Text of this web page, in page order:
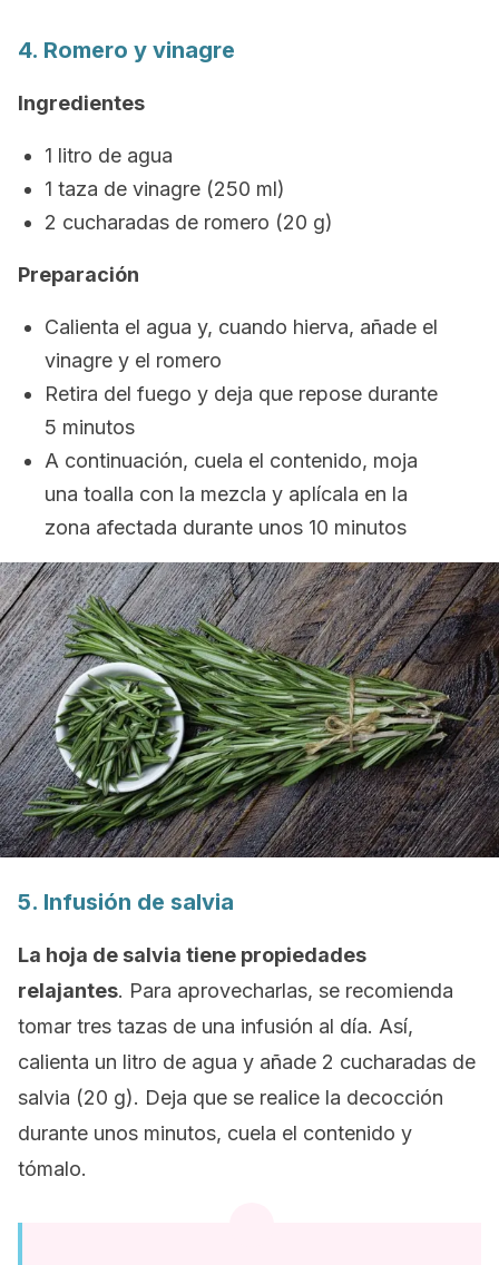
4. Romero y vinagre
Ingredientes
1 litro de agua
1 taza de vinagre (250 ml)
2 cucharadas de romero (20 g)
Preparación
Calienta el agua y, cuando hierva, añade el
vinagre y el romero
Retira del fuego y deja que repose durante
5 minutos
A continuación, cuela el contenido, moja
una toalla con la mezcla y aplícala en la
zona afectada durante unos 10 minutos
5. Infusión de salvia
La hoja de salvia tiene propiedades
relajantes. Para aprovecharlas, se recomienda
tomar tres tazas de una infusión al día. Así,
calienta un litro de agua y añade 2 cucharadas de
salvia (20 g). Deja que se realice la decocción
durante unos minutos, cuela el contenido y
tómalo.